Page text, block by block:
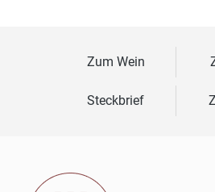
Zum Wein
Steckbrief